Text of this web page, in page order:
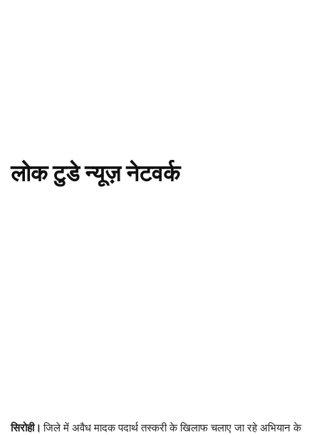
लोक टुडे न्यूज़ नेटवर्क
सिरोही।जिले में अवैध मादक पदार्थ तस्करी के खिलाफ चलाए जा रहे अभियान के